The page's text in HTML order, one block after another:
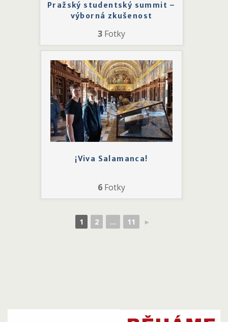
Pražský studentský summit –
výborná zkušenost
3 Fotky
¡Viva Salamanca!
6 Fotky
1 2 ... 11 ►